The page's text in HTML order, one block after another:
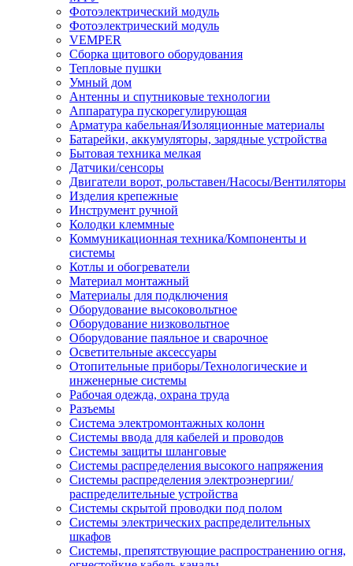
Фотоэлектрический модуль
Фотоэлектрический модуль
VEMPER
Сборка щитового оборудования
Тепловые пушки
Умный дом
Антенны и спутниковые технологии
Аппаратура пускорегулирующая
Арматура кабельная/Изоляционные материалы
Батарейки, аккумуляторы, зарядные устройства
Бытовая техника мелкая
Датчики/сенсоры
Двигатели ворот, рольставен/Насосы/Вентиляторы
Изделия крепежные
Инструмент ручной
Колодки клеммные
Коммуникационная техника/Компоненты и
системы
Котлы и обогреватели
Материал монтажный
Материалы для подключения
Оборудование высоковольтное
Оборудование низковольтное
Оборудование паяльное и сварочное
Осветительные аксессуары
Отопительные приборы/Технологические и
инженерные системы
Рабочая одежда, охрана труда
Разъемы
Система электромонтажных колонн
Системы ввода для кабелей и проводов
Системы защиты шланговые
Системы распределения высокого напряжения
Системы распределения электроэнергии/
распределительные устройства
Системы скрытой проводки под полом
Системы электрических распределительных
шкафов
Системы, препятствующие распространению огня,